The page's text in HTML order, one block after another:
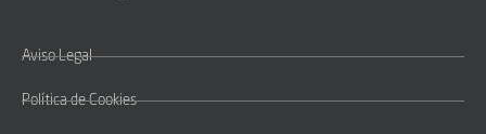
Aviso Legal
Política de Cookies